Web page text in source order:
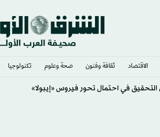
الاقتصاد ثقافة وفنون صحة وعلوم تكنولوجيا